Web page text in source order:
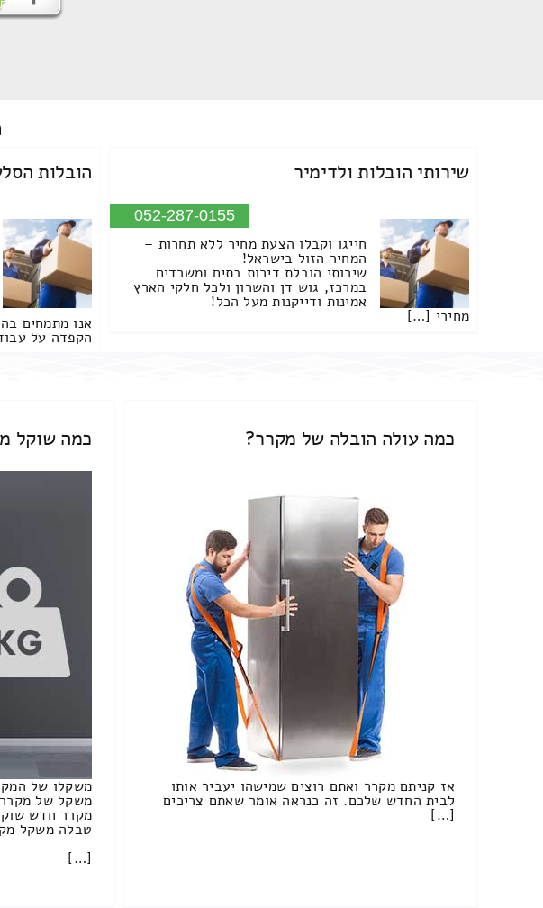
שירותי הובלות ולדימיר
052-287-0155
חייגו וקבלו הצעת מחיר ללא תחרות –
המחיר הזול בישראל!
שירותי הובלת דירות בתים ומשרדים
במרכז, גוש דן והשרון ולכל חלקי הארץ
אמינות ודייקנות מעל הכל!
מחירי […]
הובלות
אנו מתמחים
הקפדה על
כמה עולה הובלה של מקרר?
אז קניתם מקרר ואתם רוצים שמישהו יעביר אותו
לבית החדש שלכם. זה כנראה אומר שאתם צריכים
[…]
כמה שוקל
משקלו של
משקל של מקרר
מקרר חדש
טבלה משקל
[…]